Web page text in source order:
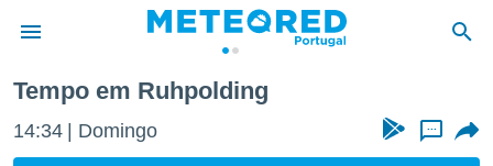
da
Tempo em Ruhpolding
14:34 Domingo ...